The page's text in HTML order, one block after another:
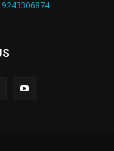
9243306874